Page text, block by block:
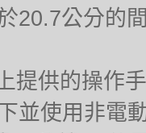
20.7公分的
提供的操作
並使用非電